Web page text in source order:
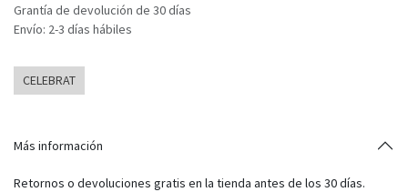
Grantía de devolución de 30 días
Envío: 2-3 días hábiles
CELEBRAT
Más información
Retornos o devoluciones gratis en la tienda antes de los 30 días.